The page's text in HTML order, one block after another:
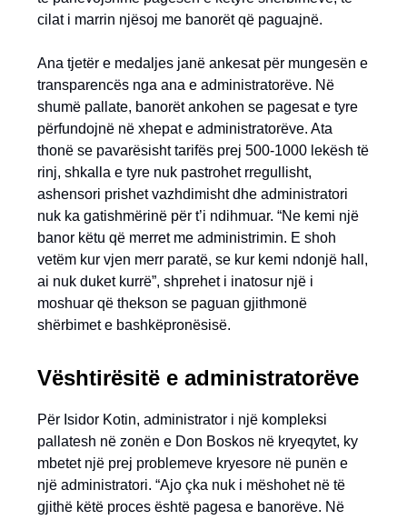
cilat i marrin njësoj me banorët që paguajnë.
Ana tjetër e medaljes janë ankesat për mungesën e
transparencës nga ana e administratorëve. Në
shumë pallate, banorët ankohen se pagesat e tyre
përfundojnë në xhepat e administratorëve. Ata
thonë se pavarësisht tarifës prej 500-1000 lekësh të
rinj, shkalla e tyre nuk pastrohet rregullisht,
ashensori prishet vazhdimisht dhe administratori
nuk ka gatishmërinë për t’i ndihmuar. “Ne kemi një
banor këtu që merret me administrimin. E shoh
vetëm kur vjen merr paratë, se kur kemi ndonjë hall,
ai nuk duket kurrë”, shprehet i inatosur një i
moshuar që thekson se paguan gjithmonë
shërbimet e bashkëpronësisë.
Vështirësitë e administratorëve
Për Isidor Kotin, administrator i një kompleksi
pallatesh në zonën e Don Boskos në kryeqytet, ky
mbetet një prej problemeve kryesore në punën e
një administratori. “Ajo çka nuk i mëshohet në të
gjithë këtë proces është pagesa e banorëve. Në